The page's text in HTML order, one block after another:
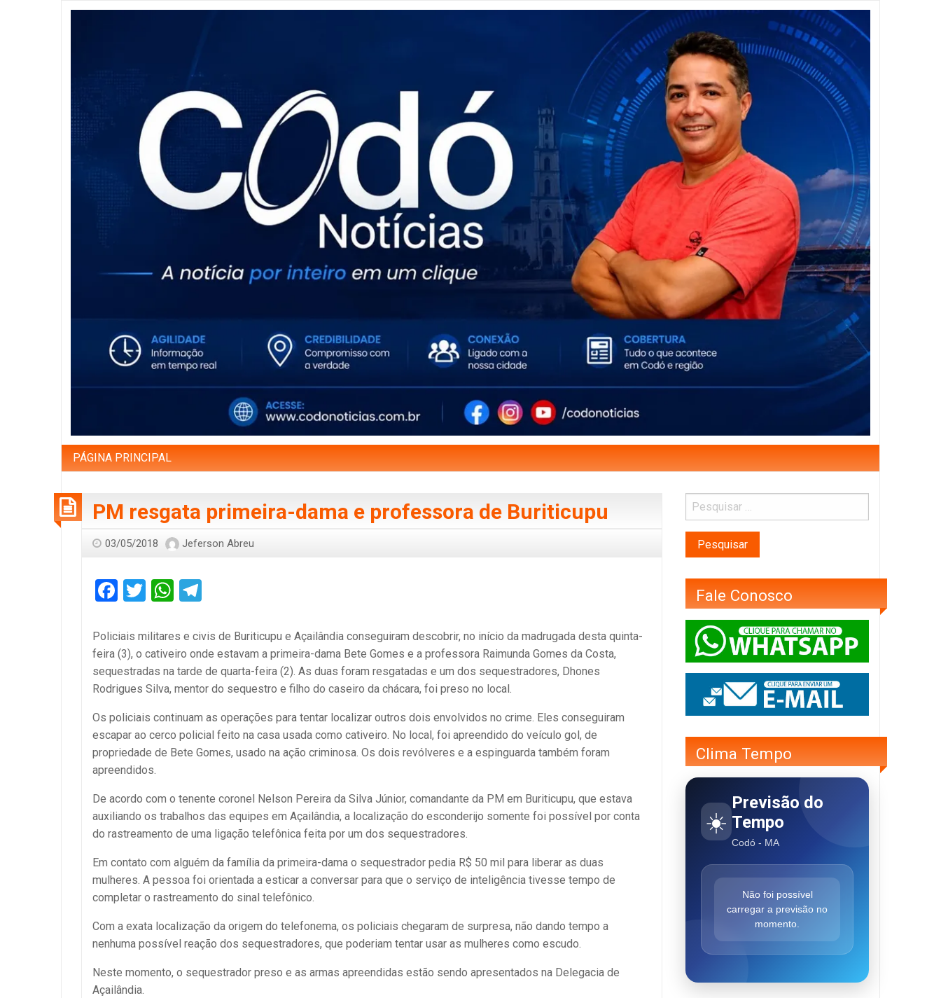
PÁGINA PRINCIPAL
PM resgata primeira-dama e professora de Buriticupu
03/05/2018 Jeferson Abreu
Facebook
TwitterWhatsApp
Policiais militares e civis de Buriticupu e Açailândia conseguiram descobrir, no início da madrugada desta quinta-
feira (3), o cativeiro onde estavam a primeira-dama Bete Gomes e a professora Raimunda Gomes da Costa,
sequestradas na tarde de quarta-feira (2). As duas foram resgatadas e um dos sequestradores, Dhones
Rodrigues Silva, mentor do sequestro e filho do caseiro da chácara, foi preso no local.
Os policiais continuam as operações para tentar localizar outros dois envolvidos no crime. Eles conseguiram
escapar ao cerco policial feito na casa usada como cativeiro. No local, foi apreendido do veículo gol, de
propriedade de Bete Gomes, usado na ação criminosa. Os dois revólveres e a espinguarda também foram
apreendidos.
De acordo com o tenente coronel Nelson Pereira da Silva Júnior, comandante da PM em Buriticupu, que estava
auxiliando os trabalhos das equipes em Açailândia, a localização do esconderijo somente foi possível por conta
do rastreamento de uma ligação telefônica feita por um dos sequestradores.
Em contato com alguém da família da primeira-dama o sequestrador pedia R$ 50 mil para liberar as duas
mulheres. A pessoa foi orientada a esticar a conversar para que o serviço de inteligência tivesse tempo de
completar o rastreamento do sinal telefônico.
Com a exata localização da origem do telefonema, os policiais chegaram de surpresa, não dando tempo a
nenhuma possível reação dos sequestradores, que poderiam tentar usar as mulheres como escudo.
Neste momento, o sequestrador preso e as armas apreendidas estão sendo apresentados na Delegacia de
Açailândia.
Fale Conosco
Clima Tempo
☀️
Previsão do
Tempo
Codó - MA
Não foi possível
carregar a previsão no
momento.